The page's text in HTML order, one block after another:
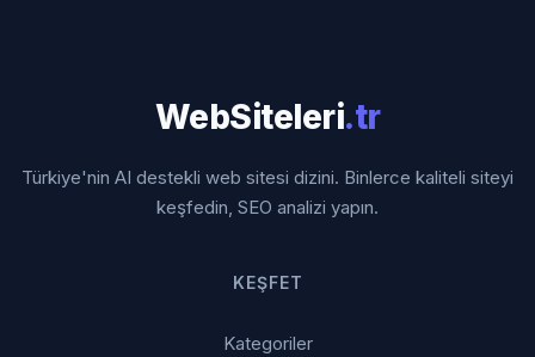
WebSiteleri.tr
Türkiye'nin AI destekli web sitesi dizini. Binlerce kaliteli siteyi
keşfedin, SEO analizi yapın.
KEŞFET
Kategoriler